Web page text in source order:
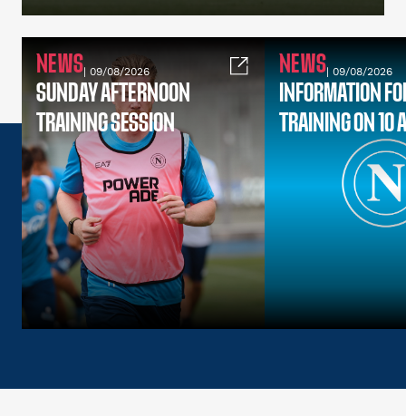
NEWS| 09/08/2026
SUNDAY AFTERNOON
TRAINING SESSION
NEWS| 09/08/2026
INFORMATION
TRAINING ON 10